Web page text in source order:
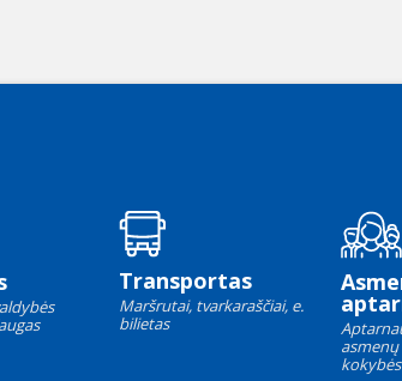
Transportas
Maršrutai, tvarkaraščiai, e.
bilietas